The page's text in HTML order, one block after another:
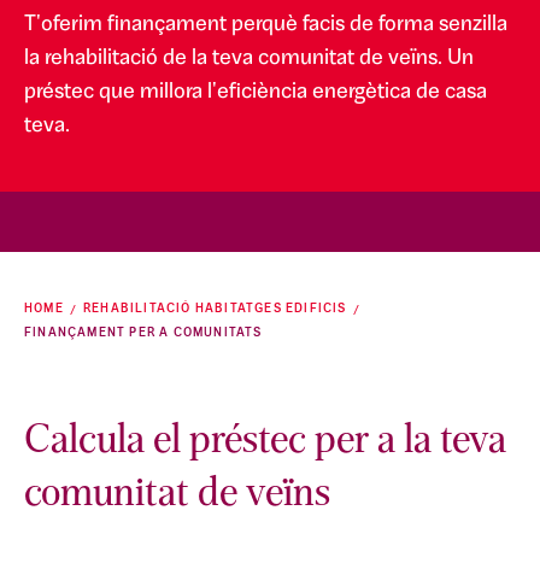
T'oferim finançament perquè facis de forma senzilla
la rehabilitació de la teva comunitat de veïns. Un
préstec que millora l'eficiència energètica de casa
teva.
HOME
REHABILITACIÓ HABITATGES EDIFICIS
FINANÇAMENT PER A COMUNITATS
Calcula el préstec per a la teva
comunitat de veïns